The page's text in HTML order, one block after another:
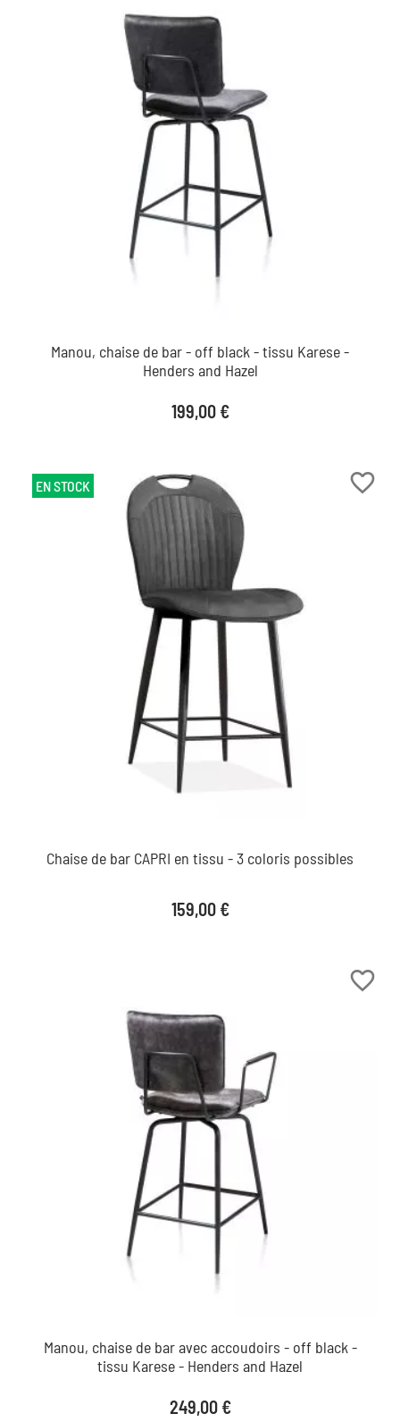
Manou, chaise de bar - off black - tissu Karese -
Henders and Hazel
Prix
199,00 €
favorite_border
Chaise de bar CAPRI en tissu - 3 coloris possibles
Prix
159,00 €
EN STOCK
favorite_border
Manou, chaise de bar avec accoudoirs - off black -
tissu Karese - Henders and Hazel
Prix
249,00 €